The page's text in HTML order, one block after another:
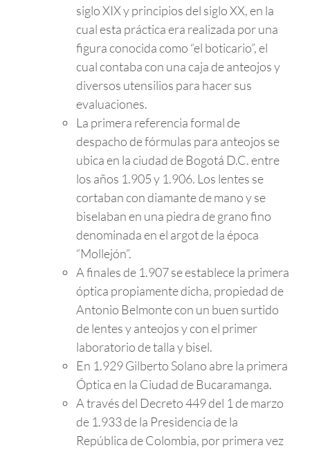
siglo XIX y principios del siglo XX, en la
cual esta práctica era realizada por una
figura conocida como “el boticario”, el
cual contaba con una caja de anteojos y
diversos utensilios para hacer sus
evaluaciones.
La primera referencia formal de
despacho de fórmulas para anteojos se
ubica en la ciudad de Bogotá D.C. entre
los años 1.905 y 1.906. Los lentes se
cortaban con diamante de mano y se
biselaban en una piedra de grano fino
denominada en el argot de la época
“Mollejón”.
A finales de 1.907 se establece la primera
óptica propiamente dicha, propiedad de
Antonio Belmonte con un buen surtido
de lentes y anteojos y con el primer
laboratorio de talla y bisel.
En 1.929 Gilberto Solano abre la primera
Óptica en la Ciudad de Bucaramanga.
A través del Decreto 449 del 1 de marzo
de 1.933 de la Presidencia de la
República de Colombia, por primera vez